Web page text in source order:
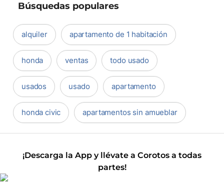
Búsquedas populares
alquiler apartamento de 1 habitación
honda ventas todo usado
usados usado apartamento
honda civic apartamentos sin amueblar
¡Descarga la App y llévate a Corotos a todas
partes!